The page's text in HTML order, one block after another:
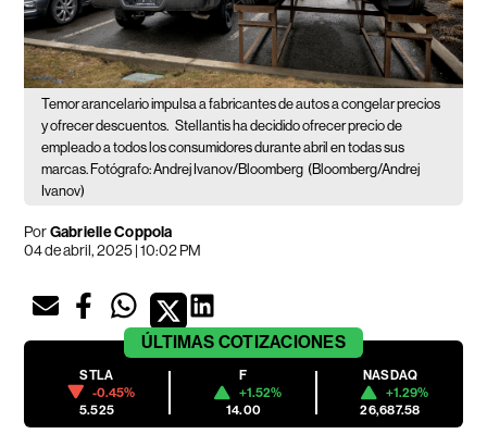
Temor arancelario impulsa a fabricantes de autos a congelar precios
y ofrecer descuentos. Stellantis ha decidido ofrecer precio de
empleado a todos los consumidores durante abril en todas sus
marcas. Fotógrafo: Andrej Ivanov/Bloomberg (Bloomberg/Andrej
Ivanov)
PorGabrielle Coppola
04 de abril, 2025 | 10:02 PM
ÚLTIMAS COTIZACIONES
STLA
-0.45%
5.525
F
+1.52%
14.00
NASDAQ
+1.29%
26,687.58